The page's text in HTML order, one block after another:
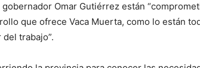
Omar Gutiérrez están
que ofrece Vaca Muerta, como lo están
trabajo”.